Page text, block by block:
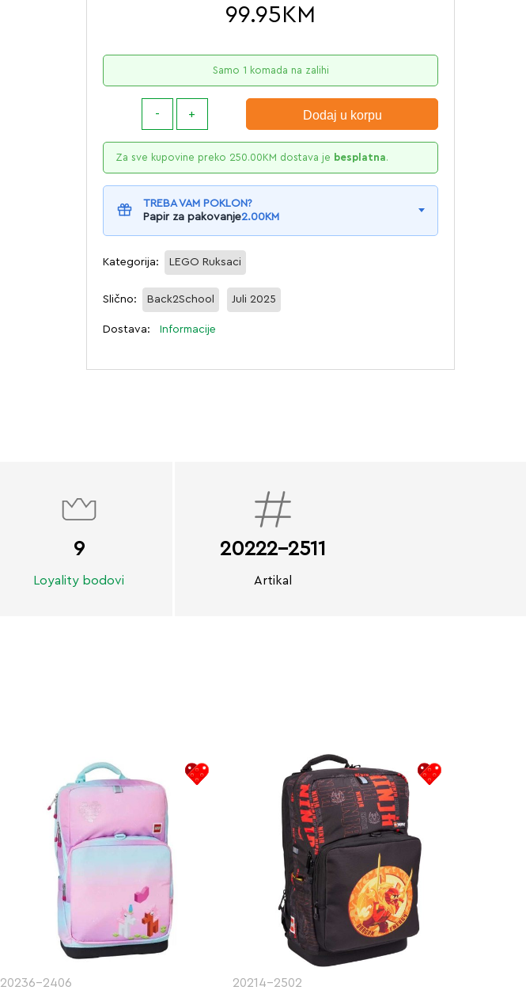
99.95 KM
Samo 1 komada na zalihi
Dodaj u korpu
Za sve kupovine preko 250.00KM dostava je besplatna.
TREBA VAM POKLON?
Papir za pakovanje2.00KM
Kategorija: LEGO Ruksaci
Slično: Back2School Juli 2025
Dostava: Informacije
9
Loyality bodovi
20222-2511
Artikal
20236-2406 20214-2502